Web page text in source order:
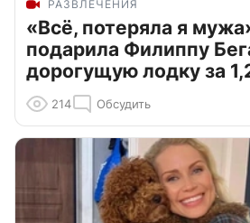
РАЗВЛЕЧЕНИЯ
«Всё, потеряла я
подарила Филиппу
дорогущую лодку за
214 Обсудить